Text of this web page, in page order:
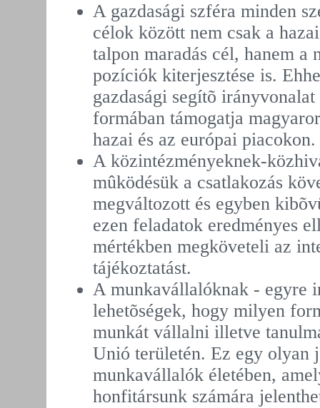
A gazdasági szféra minden
célok között nem csak a
talpon maradás cél, hanem a
pozíciók kiterjesztése is.
gazdasági segítõ
formában támogatja
hazai és az európai piacokon.
A közintézményeknek-
mûködésük a csatlakozás
megváltozott és egyben
ezen feladatok eredményes
mértékben megköveteli az
tájékoztatást.
A munkavállalóknak - egyre
lehetõségek, hogy milyen
munkát vállalni illetve
Unió területén. Ez egy olyan
munkavállalók életében,
honfitársunk számára